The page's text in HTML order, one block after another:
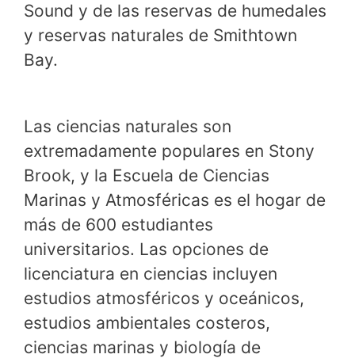
Sound y de las reservas de humedales
y reservas naturales de Smithtown
Bay.
Las ciencias naturales son
extremadamente populares en Stony
Brook, y la Escuela de Ciencias
Marinas y Atmosféricas es el hogar de
más de 600 estudiantes
universitarios. Las opciones de
licenciatura en ciencias incluyen
estudios atmosféricos y oceánicos,
estudios ambientales costeros,
ciencias marinas y biología de